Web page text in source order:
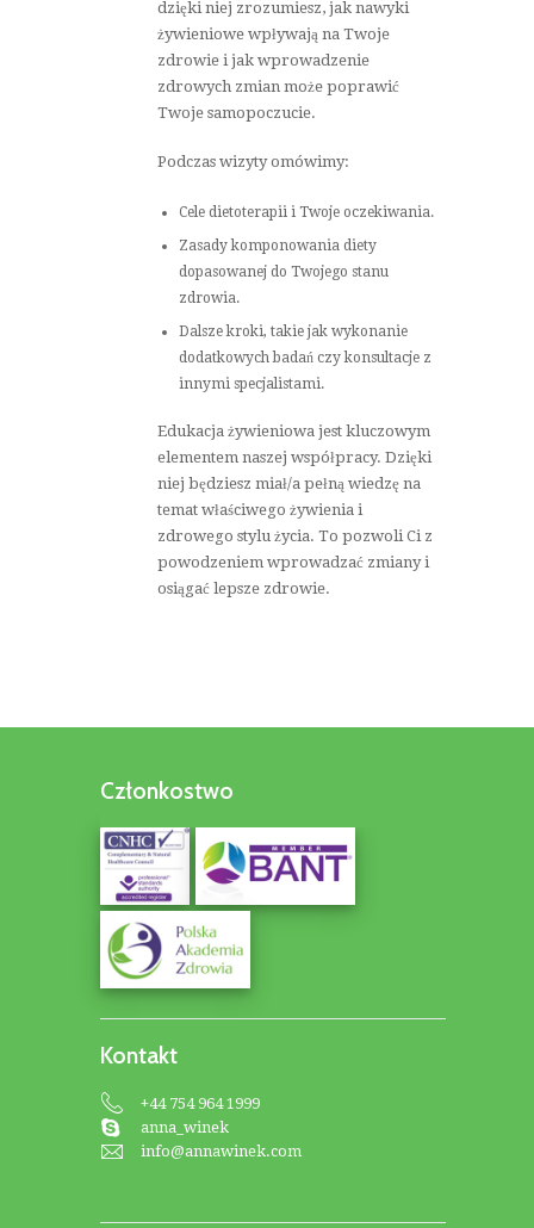
dzięki niej zrozumiesz, jak nawyki
żywieniowe wpływają na Twoje
zdrowie i jak wprowadzenie
zdrowych zmian może poprawić
Twoje samopoczucie.
Podczas wizyty omówimy:
Cele dietoterapii i Twoje oczekiwania.
Zasady komponowania diety
dopasowanej do Twojego stanu
zdrowia.
Dalsze kroki, takie jak wykonanie
dodatkowych badań czy konsultacje z
innymi specjalistami.
Edukacja żywieniowa jest kluczowym
elementem naszej współpracy. Dzięki
niej będziesz miał/a pełną wiedzę na
temat właściwego żywienia i
zdrowego stylu życia. To pozwoli Ci z
powodzeniem wprowadzać zmiany i
osiągać lepsze zdrowie.
Członkostwo
Kontakt
+44 754 964 1999
anna_winek
info@annawinek.com